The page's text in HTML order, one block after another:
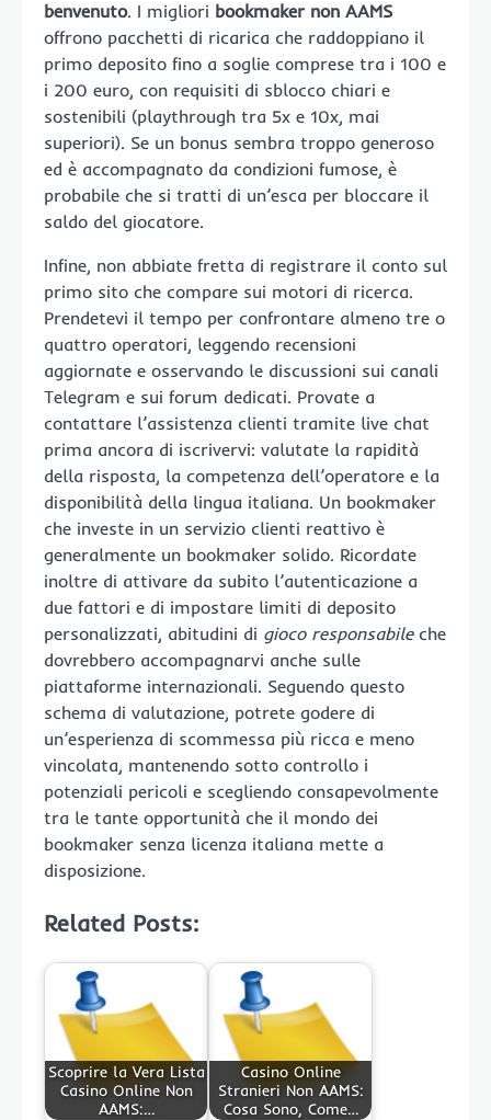
benvenuto. I migliori bookmaker non AAMS
offrono pacchetti di ricarica che raddoppiano il
primo deposito fino a soglie comprese tra i 100 e
i 200 euro, con requisiti di sblocco chiari e
sostenibili (playthrough tra 5x e 10x, mai
superiori). Se un bonus sembra troppo generoso
ed è accompagnato da condizioni fumose, è
probabile che si tratti di un’esca per bloccare il
saldo del giocatore.
Infine, non abbiate fretta di registrare il conto sul
primo sito che compare sui motori di ricerca.
Prendetevi il tempo per confrontare almeno tre o
quattro operatori, leggendo recensioni
aggiornate e osservando le discussioni sui canali
Telegram e sui forum dedicati. Provate a
contattare l’assistenza clienti tramite live chat
prima ancora di iscrivervi: valutate la rapidità
della risposta, la competenza dell’operatore e la
disponibilità della lingua italiana. Un bookmaker
che investe in un servizio clienti reattivo è
generalmente un bookmaker solido. Ricordate
inoltre di attivare da subito l’autenticazione a
due fattori e di impostare limiti di deposito
personalizzati, abitudini di gioco responsabileche
dovrebbero accompagnarvi anche sulle
piattaforme internazionali. Seguendo questo
schema di valutazione, potrete godere di
un’esperienza di scommessa più ricca e meno
vincolata, mantenendo sotto controllo i
potenziali pericoli e scegliendo consapevolmente
tra le tante opportunità che il mondo dei
bookmaker senza licenza italiana mette a
disposizione.
Related Posts:
Scoprire la Vera Lista
Casino Online Non
AAMS:…
Casino Online
Stranieri Non AAMS:
Cosa Sono, Come…